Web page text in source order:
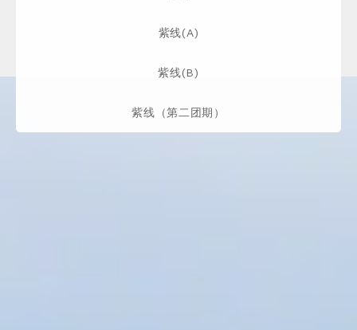
紫线(A)
紫线(B)
紫线（第二团期）